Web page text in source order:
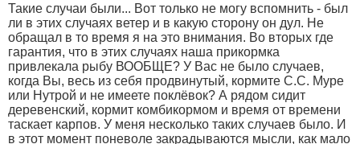
Такие случаи были... Вот только не могу вспомнить - был
ли в этих случаях ветер и в какую сторону он дул. Не
обращал в то время я на это внимания. Во вторых где
гарантия, что в этих случаях наша прикормка
привлекала рыбу ВООБЩЕ? У Вас не было случаев,
когда Вы, весь из себя продвинутый, кормите С.С. Муре
или Нутрой и не имеете поклёвок? А рядом сидит
деревенский, кормит комбикормом и время от времени
таскает карпов. У меня несколько таких случаев было. И
в этот момент поневоле закрадываются мысли, как мало